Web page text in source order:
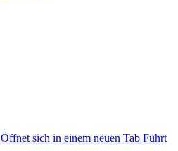
Öffnet sich in einem neuen Tab Führt